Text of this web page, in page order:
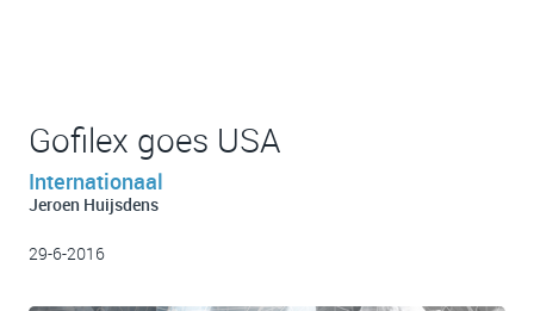
Gofilex goes USA
Internationaal
Jeroen Huijsdens
29-6-2016